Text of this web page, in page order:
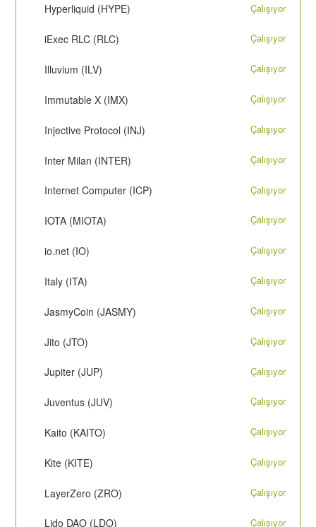
Hyperliquid (HYPE) Çalışıyor
iExec RLC (RLC) Çalışıyor
Illuvium (ILV) Çalışıyor
Immutable X (IMX) Çalışıyor
Injective Protocol (INJ) Çalışıyor
Inter Milan (INTER) Çalışıyor
Internet Computer (ICP) Çalışıyor
IOTA (MIOTA) Çalışıyor
io.net (IO) Çalışıyor
Italy (ITA) Çalışıyor
JasmyCoin (JASMY) Çalışıyor
Jito (JTO) Çalışıyor
Jupiter (JUP) Çalışıyor
Juventus (JUV) Çalışıyor
Kaito (KAITO) Çalışıyor
Kite (KITE) Çalışıyor
LayerZero (ZRO) Çalışıyor
Lido DAO (LDO) Çalışıyor